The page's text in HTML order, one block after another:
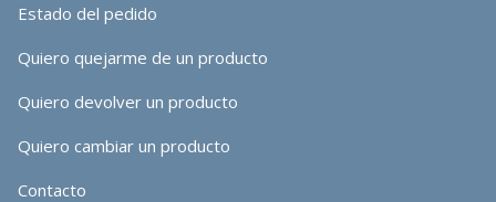
Estado del pedido
Quiero quejarme de un producto
Quiero devolver un producto
Quiero cambiar un producto
Contacto